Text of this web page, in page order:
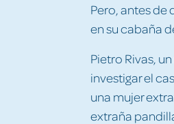
Pero, antes de
en su cabaña
Pietro Rivas,
investigar el
una mujer
extraña